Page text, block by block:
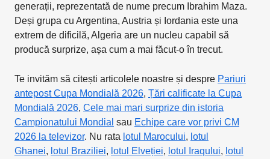
generații, reprezentată de nume precum Ibrahim Maza.
Deși grupa cu Argentina, Austria și Iordania este una
extrem de dificilă, Algeria are un nucleu capabil să
producă surprize, așa cum a mai făcut-o în trecut.
Te invităm să citești articolele noastre și despre Pariuri
antepost Cupa Mondială 2026, Țări calificate la Cupa
Mondială 2026, Cele mai mari surprize din istoria
Campionatului Mondial sau Echipe care vor privi CM
2026 la televizor. Nu rata lotul Marocului, lotul
Ghanei, lotul Braziliei, lotul Elveției, lotul Iraqului, lotul